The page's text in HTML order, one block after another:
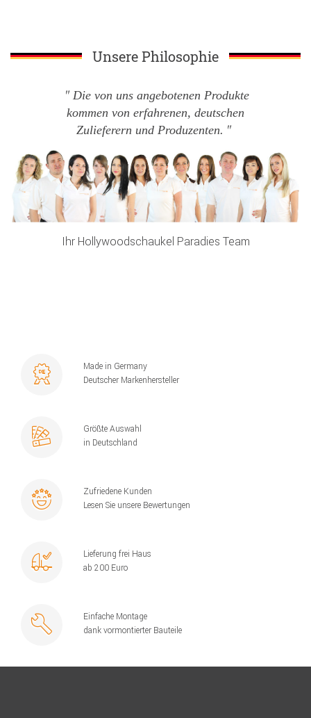
Unsere Philosophie
Die von uns angebotenen Produkte
kommen von erfahrenen, deutschen
Zulieferern und Produzenten.
Ihr Hollywoodschaukel Paradies Team
Made in Germany
Deutscher Markenhersteller
Größte Auswahl
in Deutschland
Zufriedene Kunden
Lesen Sie unsere Bewertungen
Lieferung frei Haus
ab 200 Euro
Einfache Montage
dank vormontierter Bauteile